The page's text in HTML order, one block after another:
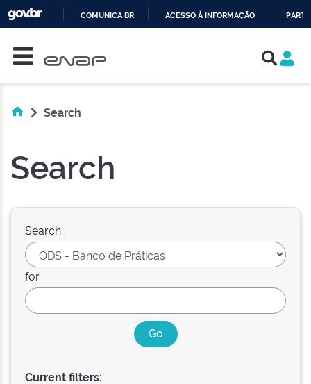
COMUNICA BR ACESSO À INFORMAÇÃO
Search
Search
Search:
for
Current filters: